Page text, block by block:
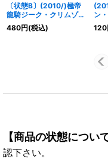
〔状態B〕(2010/)極帝
龍騎ジーク・クリムゾン
(赤青)【X】{X003S}
《多》
480円(税込)
ン
【P
120
【商品の状態について
認下さい。